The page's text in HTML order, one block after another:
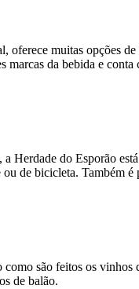
muitas opções
da bebida e
Herdade do Esporão
de bicicleta. Também
são feitos os
de balão.